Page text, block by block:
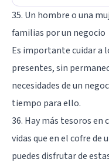
35. Un hombre o una
familias por un negocio
Es importante cuidar a
presentes, sin
necesidades de un
tiempo para ello.
36. Hay más tesoros en
vidas que en el cofre de
puedes disfrutar de